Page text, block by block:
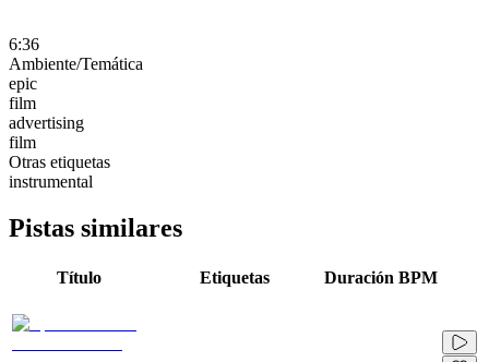
6:36
Ambiente/Temática
epic
film
advertising
film
Otras etiquetas
instrumental
Pistas similares
Título Etiquetas Duración BPM